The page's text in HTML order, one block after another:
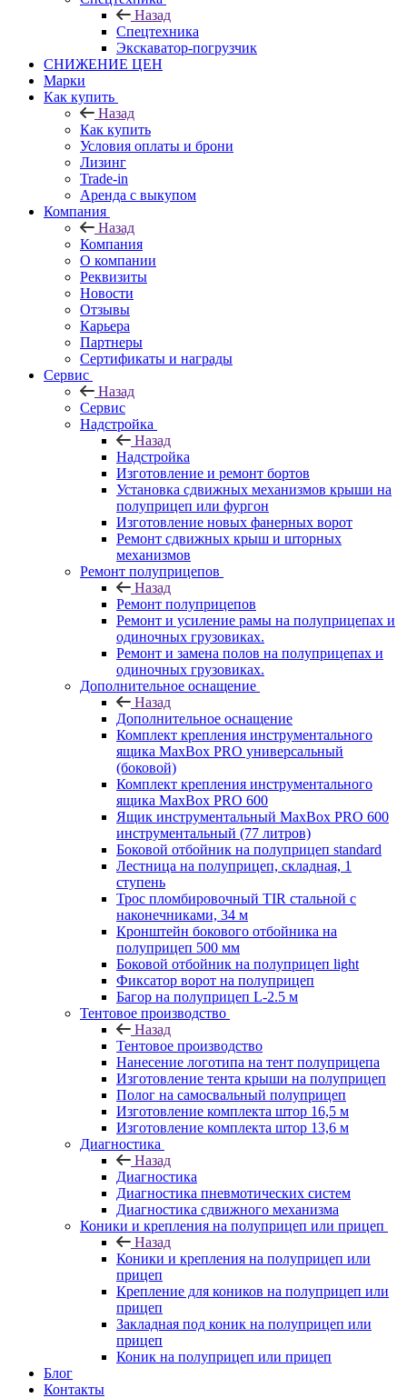
Назад
Спецтехника
Экскаватор-погрузчик
СНИЖЕНИЕ ЦЕН
Марки
Как купить
Назад
Как купить
Условия оплаты и брони
Лизинг
Trade-in
Аренда с выкупом
Компания
Назад
Компания
О компании
Реквизиты
Новости
Отзывы
Карьера
Партнеры
Сертификаты и награды
Сервис
Назад
Сервис
Надстройка
Назад
Надстройка
Изготовление и ремонт бортов
Установка сдвижных механизмов крыши на
полуприцеп или фургон
Изготовление новых фанерных ворот
Ремонт сдвижных крыш и шторных
механизмов
Ремонт полуприцепов
Назад
Ремонт полуприцепов
Ремонт и усиление рамы на полуприцепах и
одиночных грузовиках.
Ремонт и замена полов на полуприцепах и
одиночных грузовиках.
Дополнительное оснащение
Назад
Дополнительное оснащение
Комплект крепления инструментального
ящика MaxBox PRO универсальный
(боковой)
Комплект крепления инструментального
ящика MaxBox PRO 600
Ящик инструментальный MaxBox PRO 600
инструментальный (77 литров)
Боковой отбойник на полуприцеп standard
Лестница на полуприцеп, складная, 1
ступень
Трос пломбировочный TIR стальной с
наконечниками, 34 м
Кронштейн бокового отбойника на
полуприцеп 500 мм
Боковой отбойник на полуприцеп light
Фиксатор ворот на полуприцеп
Багор на полуприцеп L-2.5 м
Тентовое производство
Назад
Тентовое производство
Нанесение логотипа на тент полуприцепа
Изготовление тента крыши на полуприцеп
Полог на самосвальный полуприцеп
Изготовление комплекта штор 16,5 м
Изготовление комплекта штор 13,6 м
Диагностика
Назад
Диагностика
Диагностика пневмотических систем
Диагностика сдвижного механизма
Коники и крепления на полуприцеп или прицеп
Назад
Коники и крепления на полуприцеп или
прицеп
Крепление для коников на полуприцеп или
прицеп
Закладная под коник на полуприцеп или
прицеп
Коник на полуприцеп или прицеп
Блог
Контакты